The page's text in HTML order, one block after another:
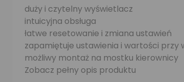
duży i czytelny wyświetlacz
intuicyjna obsługa
łatwe resetowanie i zmiana ustawień
zapamiętuje ustawienia i wartości przy
możliwy montaż na mostku kierownicy
Zobacz pełny opis produktu